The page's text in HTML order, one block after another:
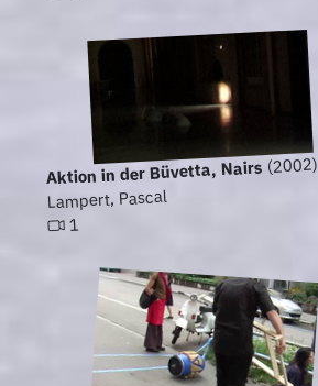
Aktion in der Büvetta, Nairs(2002)
Lampert, Pascal
1